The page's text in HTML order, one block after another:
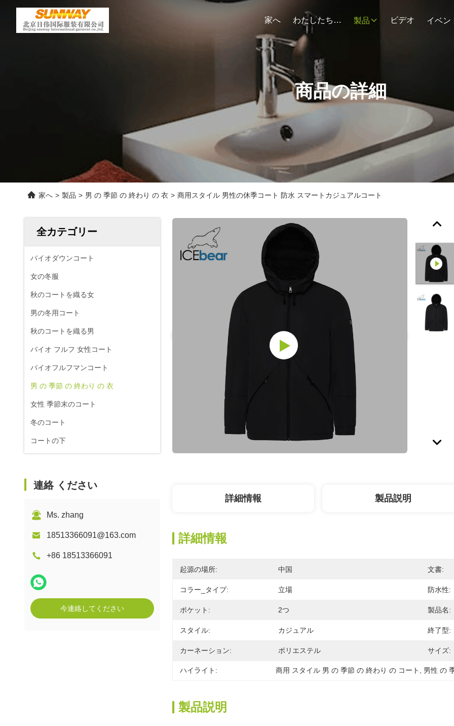
家へ わたしたち に つい て 製品 ビデオ イベン
商品の詳細
家へ > 製品 > 男 の 季節 の 終わり の 衣 > 商用スタイル 男性の休季コート 防水 スマートカジュアルコート
全カテゴリー
バイオダウンコート
女の冬服
秋のコートを織る女
男の冬用コート
秋のコートを織る男
バイオ フルフ 女性コート
バイオフルフマンコート
男 の 季節 の 終わり の 衣
女性 季節末のコート
冬のコート
コートの下
連絡 ください
Ms. zhang
18513366091@163.com
+86 18513366091
今連絡してください
詳細情報 製品説明
詳細情報
起源の場所: 中国 文書:
コラー_タイプ: 立場 防水性:
ポケット: 2つ 製品名:
スタイル: カジュアル 終了型:
カーネーション: ポリエステル サイズ:
ハイライト: 商用 スタイル 男 の 季節 の 終わり の コート 男性 の
製品説明